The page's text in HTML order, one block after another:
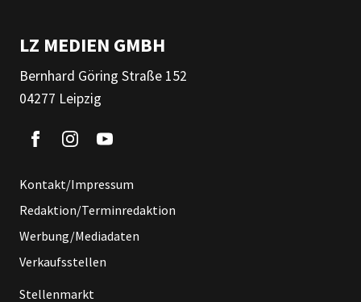
LZ MEDIEN GMBH
Bernhard Göring Straße 152
04277 Leipzig
Kontakt/Impressum
Redaktion/Terminredaktion
Werbung/Mediadaten
Verkaufsstellen
Stellenmarkt